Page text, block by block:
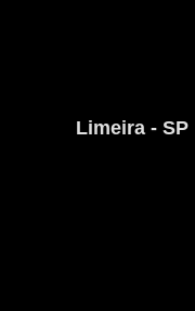
Limeira - SP